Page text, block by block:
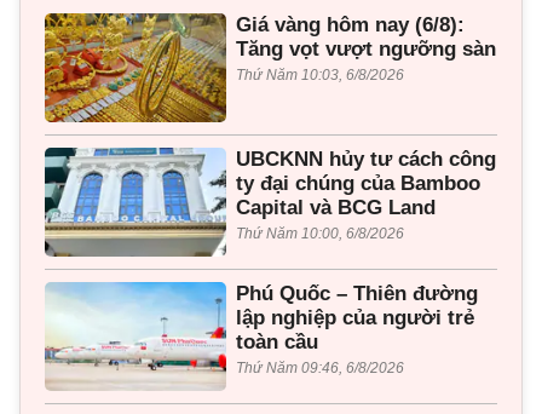
Giá vàng hôm nay (6/8):
Tăng vọt vượt ngưỡng sàn
Thứ Năm 10:03, 6/8/2026
UBCKNN hủy tư cách công
ty đại chúng của Bamboo
Capital và BCG Land
Thứ Năm 10:00, 6/8/2026
Phú Quốc – Thiên đường
lập nghiệp của người trẻ
toàn cầu
Thứ Năm 09:46, 6/8/2026